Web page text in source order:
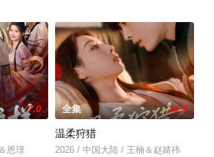
7.0
恩璟
全集 10.0
温柔狩猎
2026 / 中国大陆 / 王楠＆赵婧祎